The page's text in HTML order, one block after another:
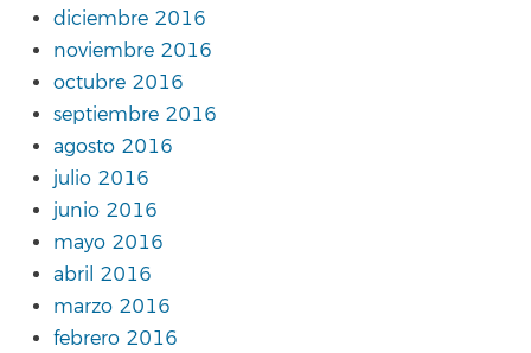
diciembre 2016
noviembre 2016
octubre 2016
septiembre 2016
agosto 2016
julio 2016
junio 2016
mayo 2016
abril 2016
marzo 2016
febrero 2016